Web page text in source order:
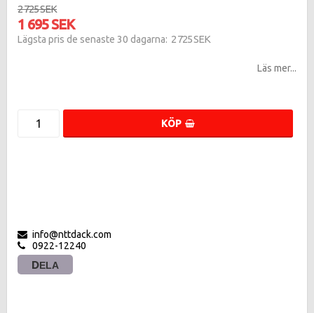
2 725 SEK
1 695 SEK
Lägsta pris de senaste 30 dagarna 2 725 SEK
Läs mer...
KÖP
info@nttdack.com
0922-12240
DELA